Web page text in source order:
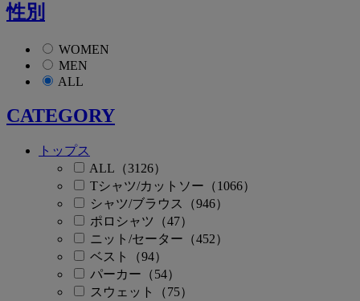
性別
WOMEN
MEN
ALL
CATEGORY
トップス
ALL（3126）
Tシャツ/カットソー（1066）
シャツ/ブラウス（946）
ポロシャツ（47）
ニット/セーター（452）
ベスト（94）
パーカー（54）
スウェット（75）